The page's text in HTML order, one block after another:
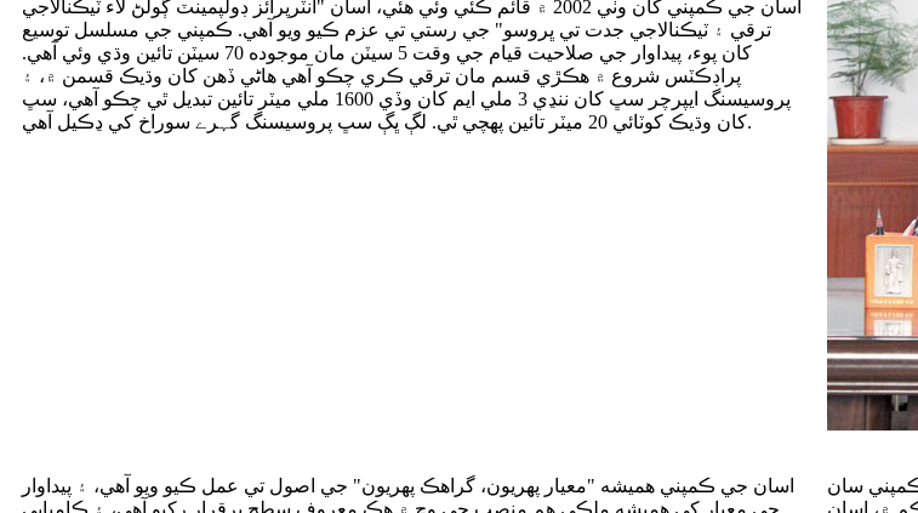
اسان جي ڪمپني کان وٺي 2002 ۾ قائم ڪئي وئي هئي، اسان "انٽرپرائز ڊولپمينٽ ڳولڻ لاء ٽيڪنالاجي
ترقي ۽ ٽيڪنالاجي جدت تي ڀروسو" جي رستي تي عزم ڪيو ويو آهي. ڪمپني جي مسلسل توسيع
کان پوء، پيداوار جي صلاحيت قيام جي وقت 5 سيٽن مان موجوده 70 سيٽن تائين وڌي وئي آهي.
پراڊڪٽس شروع ۾ ھڪڙي قسم مان ترقي ڪري چڪو آھي ھاڻي ڏھن کان وڌيڪ قسمن ۾، ۽
پروسيسنگ ايپرچر سڀ کان ننڍي 3 ملي ايم کان وڏي 1600 ملي ميٽر تائين تبديل ٿي چڪو آھي، سڀ
کان وڌيڪ کوٽائي 20 ميٽر تائين پھچي ٿي. لڳ ڀڳ سڀ پروسيسنگ گہرے سوراخ کي ڍڪيل آهي.
اسان جي ڪمپني هميشه "معيار پهريون، گراهڪ پهريون" جي اصول تي عمل ڪيو ويو آهي، ۽ پيداوار
جي معيار کي هميشه ملڪي هم منصب جي وچ ۾ هڪ معروف سطح برقرار رکيو آهي، ۽ ڪاميابي
سان
۾، اسان